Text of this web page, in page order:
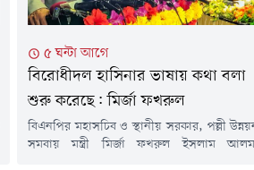
৫ ঘন্টা আগে
বিরোধীদল হাসিনার ভাষায় কথা বলা
শুরু করেছে: মির্জা ফখরুল
বিএনপির মহাসচিব ও স্থানীয় সরকার, পল্লী
সমবায় মন্ত্রী মির্জা ফখরুল ইসলাম